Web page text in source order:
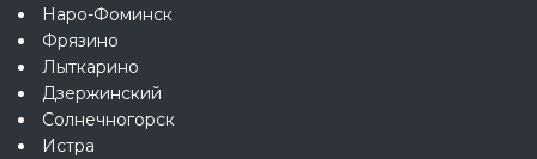
Наро-Фоминск
Фрязино
Лыткарино
Дзержинский
Солнечногорск
Истра